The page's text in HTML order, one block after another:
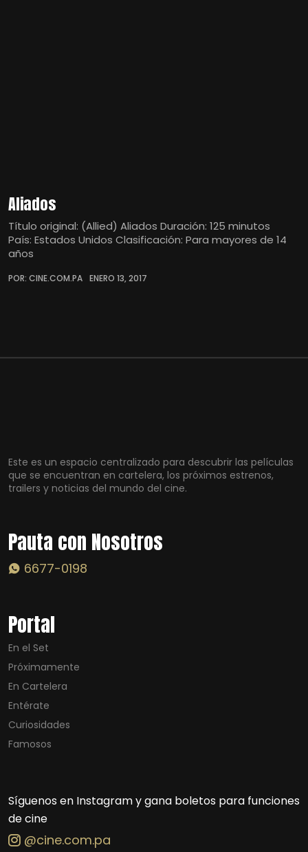
Aliados
Título original: (Allied) Aliados Duración: 125 minutos
País: Estados Unidos Clasificación: Para mayores de 14
años
POR: CINE.COM.PA ENERO 13, 2017
Este es un espacio centralizado para descubrir las películas
que se encuentran en cartelera, los próximos estrenos,
trailers y noticias del mundo del cine.
Pauta con Nosotros
6677-0198
Portal
En el Set
Próximamente
En Cartelera
Entérate
Curiosidades
Famosos
Síguenos en Instagram y gana boletos para funciones
de cine
@cine.com.pa